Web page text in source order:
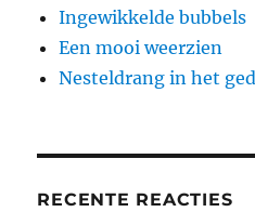
Ingewikkelde bubbels
Een mooi weerzien
Nesteldrang in het
RECENTE REACTIES